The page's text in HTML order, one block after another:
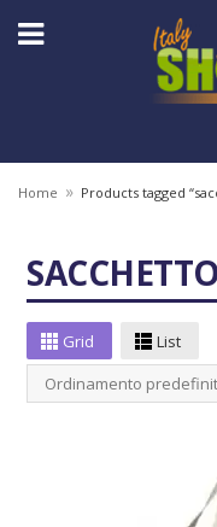
Home » Products tagged
Grid List